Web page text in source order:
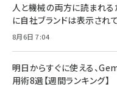
人と機械の両方に読まれる
に自社ブランドは表示され
8月6日 7:04
明日からすぐに使える、
用術8選【週間ランキング】